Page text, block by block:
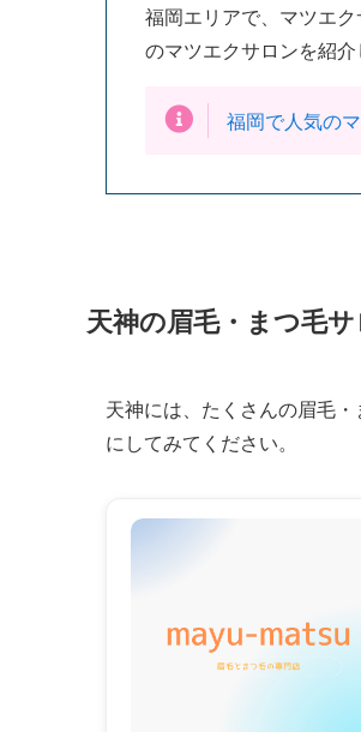
福岡エリアで、マツエ
のマツエクサロンを紹介
福岡で人気の
天神の眉毛・まつ毛
天神には、たくさんの眉毛
にしてみてください。